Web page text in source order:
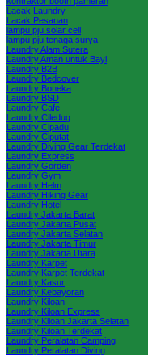
Lacak Laundry
Lacak Pesanan
lampu pju solar cell
lampu pju tenaga surya
Laundry Alam Sutera
Laundry Aman untuk Bayi
Laundry B2B
Laundry Bedcover
Laundry Boneka
Laundry BSD
Laundry Cafe
Laundry Ciledug
Laundry Cipadu
Laundry Ciputat
Laundry Diving Gear Terdekat
Laundry Express
Laundry Gorden
Laundry Gym
Laundry Helm
Laundry Hiking Gear
Laundry Hotel
Laundry Jakarta Barat
Laundry Jakarta Pusat
Laundry Jakarta Selatan
Laundry Jakarta Timur
Laundry Jakarta Utara
Laundry Karpet
Laundry Karpet Terdekat
Laundry Kasur
Laundry Kebayoran
Laundry Kiloan
Laundry Kiloan Express
Laundry Kiloan Jakarta Selatan
Laundry Kiloan Terdekat
Laundry Peralatan Camping
Laundry Peralatan Diving